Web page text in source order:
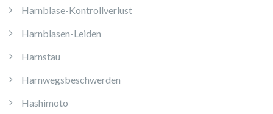
Harnblase-Kontrollverlust
Harnblasen-Leiden
Harnstau
Harnwegsbeschwerden
Hashimoto